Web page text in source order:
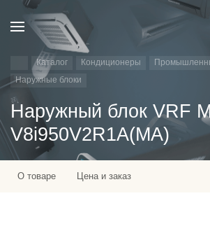
Каталог Кондиционеры
Наружные блоки
Наружный блок VRF
V8i950V2R1A(MA)
О товаре Цена и заказ